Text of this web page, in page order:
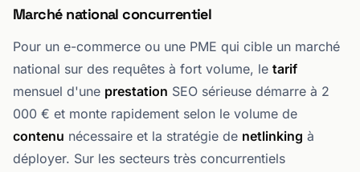
Marché national concurrentiel
Pour un e-commerce ou une PME qui cible un marché
national sur des requêtes à fort volume, le tarif
mensuel d'une prestation SEO sérieuse démarre à 2
000 € et monte rapidement selon le volume de
contenu nécessaire et la stratégie de netlinking à
déployer. Sur les secteurs très concurrentiels